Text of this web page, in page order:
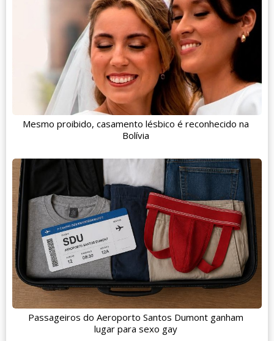
Mesmo proibido, casamento lésbico é reconhecido na
Bolívia
Passageiros do Aeroporto Santos Dumont ganham
lugar para sexo gay